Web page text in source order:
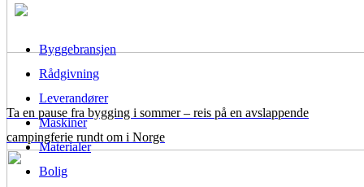
Ta en pause fra bygging i sommer – reis på en avslappende
campingferie rundt om i Norge
Byggebransjen
Rådgivning
Leverandører
Maskiner
Materialer
Bolig